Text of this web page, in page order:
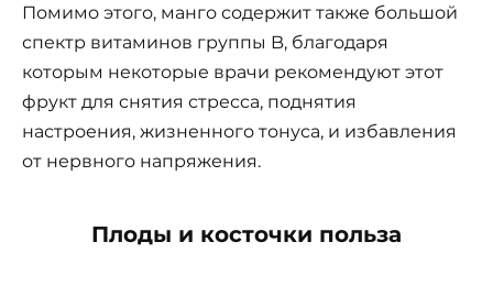
Помимо этого, манго содержит также большой
спектр витаминов группы B, благодаря
которым некоторые врачи рекомендуют этот
фрукт для снятия стресса, поднятия
настроения, жизненного тонуса, и избавления
от нервного напряжения.
Плоды и косточки польза